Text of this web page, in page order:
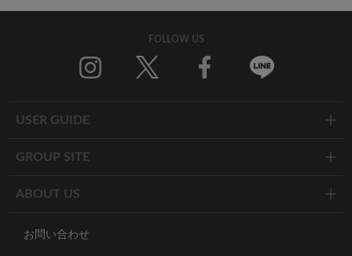
FOLLOW US
USER GUIDE
GROUP SITE
ABOUT US
お問い合わせ